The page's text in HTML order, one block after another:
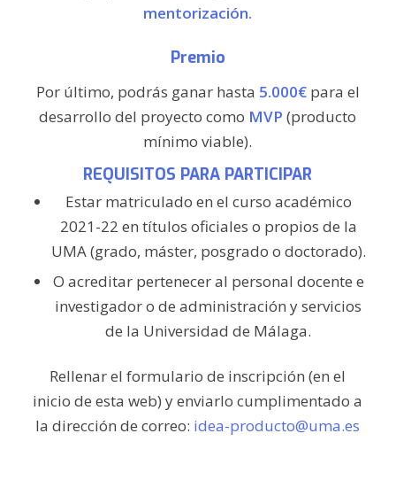
mentorización.
Premio
Por último, podrás ganar hasta 5.000€ para el
desarrollo del proyecto como MVP (producto
mínimo viable).
REQUISITOS PARA PARTICIPAR
Estar matriculado en el curso académico
2021-22 en títulos oficiales o propios de la
UMA (grado, máster, posgrado o doctorado).
O acreditar pertenecer al personal docente e
investigador o de administración y servicios
de la Universidad de Málaga.
Rellenar el formulario de inscripción (en el
inicio de esta web) y enviarlo cumplimentado a
la dirección de correo: idea-producto@uma.es